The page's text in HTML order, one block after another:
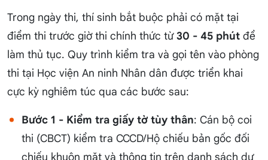
Trong ngày thi, thí sinh bắt buộc phải có mặt tại
điểm thi trước giờ thi chính thức từ30 - 45 phút để
làm thủ tục. Quy trình kiểm tra và gọi tên vào phòng
thi tại Học viện An ninh Nhân dân được triển khai
cực kỳ nghiêm túc qua các bước sau:
Bước 1 - Kiểm tra giấy tờ tùy thân: Cán bộ coi
thi (CBCT) kiểm tra CCCD/Hộ chiếu bản gốc đối
chiếu khuôn mặt và thông tin trên danh sách dự